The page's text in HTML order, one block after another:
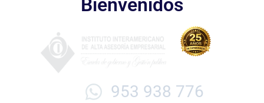
Bienvenidos
953 938 776